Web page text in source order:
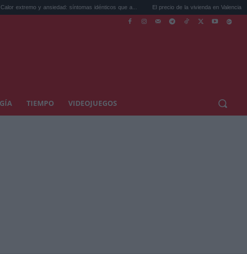
ansiedad: síntomas idénticos que a... El precio de la vivienda en Valencia sube a 3.485 ...
TIEMPO VIDEOJUEGOS